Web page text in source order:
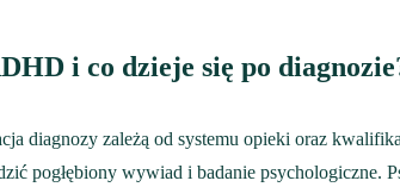
i co dzieje się po
diagnozy zależą od systemu opieki oraz
pogłębiony wywiad i badanie psychologiczne.